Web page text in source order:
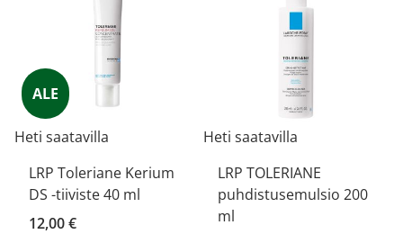
ALE
Heti saatavilla
LRP Toleriane Kerium
DS -tiiviste 40 ml
12,00 €
Heti saatavilla
LRP TOLERIANE
puhdistusemulsio 200
ml